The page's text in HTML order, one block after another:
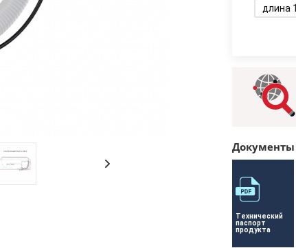
длина
Документы
Технический
паспорт
продукта